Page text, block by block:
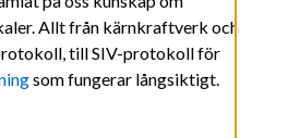
Allt från kärnkraftverk och
till SIV-protokoll för
som fungerar långsiktigt.